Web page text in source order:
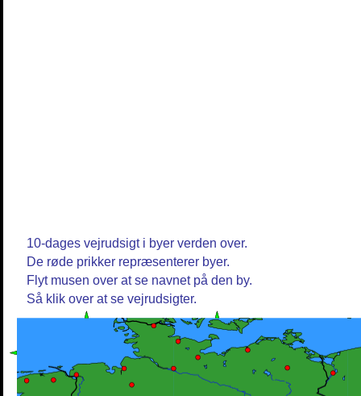
10-dages vejrudsigt i byer verden over.
De røde prikker repræsenterer byer.
Flyt musen over at se navnet på den by.
Så klik over at se vejrudsigter.